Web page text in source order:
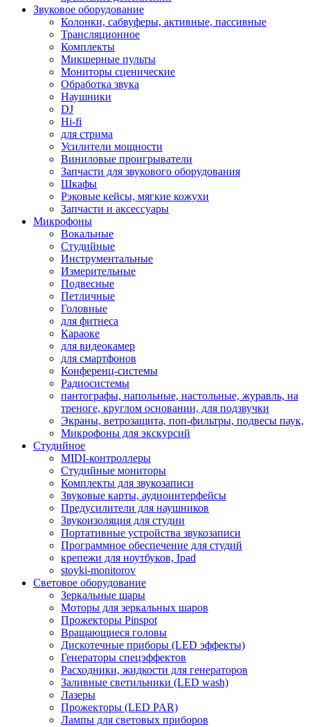
Звуковое оборудование
Колонки, сабвуферы, активные, пассивные
Трансляционное
Комплекты
Микшерные пульты
Мониторы сценические
Обработка звука
Наушники
DJ
Hi-fi
для стрима
Усилители мощности
Виниловые проигрыватели
Запчасти для звукового оборудования
Шкафы
Рэковые кейсы, мягкие кожухи
Запчасти и аксессуары
Микрофоны
Вокальные
Студийные
Инструментальные
Измерительные
Подвесные
Петличные
Головные
для фитнеса
Караоке
для видеокамер
для смартфонов
Конференц-системы
Радиосистемы
пантографы, напольные, настольные, журавль, на
треноге, круглом основании, для подзвучки
Экраны, ветрозащита, поп-фильтры, подвесы паук,
Микрофоны для экскурсий
Студийное
MIDI-контроллеры
Студийные мониторы
Комплекты для звукозаписи
Звуковые карты, аудиоинтерфейсы
Предусилители для наушников
Звукоизоляция для студии
Портативные устройства звукозаписи
Программное обеспечение для студий
крепежи для ноутбуков, Ipad
stoyki-monitorov
Световое оборудование
Зеркальные шары
Моторы для зеркальных шаров
Прожекторы Pinspot
Вращающиеся головы
Дискотечные приборы (LED эффекты)
Генераторы спецэффектов
Расходники, жидкости для генераторов
Заливные светильники (LED wash)
Лазеры
Прожекторы (LED PAR)
Лампы для световых приборов